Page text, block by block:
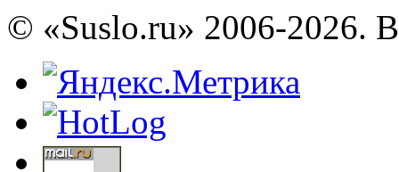
© «Suslo.ru» 2006-2026.